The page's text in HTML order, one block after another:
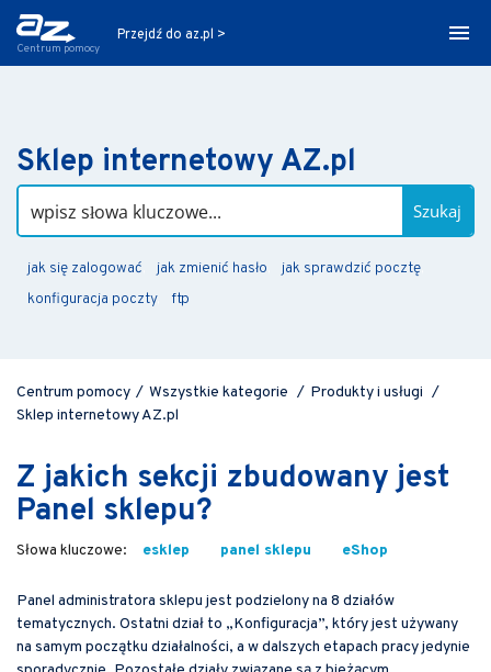
Centrum pomocy
Przejdź do az.pl >
Sklep internetowy AZ.pl
Szukaj
jak się zalogować jak zmienić hasło
jak sprawdzić pocztę
konfiguracja poczty
ftp
Centrum pomocy / Wszystkie kategorie / Produkty i usługi /
Sklep internetowy AZ.pl
Z jakich sekcji zbudowany jest
Panel sklepu?
esklep panel sklepu eShop
Panel administratora sklepu jest podzielony na 8 działów
tematycznych. Ostatni dział to „Konfiguracja”, który jest używany
na samym początku działalności, a w dalszych etapach pracy jedynie